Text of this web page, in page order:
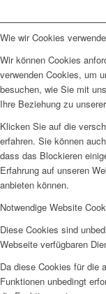
Wie wir Cookies
Wir können Cookies
verwenden Cookies, um
besuchen, wie Sie mit
Ihre Beziehung zu
Klicken Sie auf die
erfahren. Sie können
dass das Blockieren
Erfahrung auf unseren
anbieten können.
Notwendige Website
Diese Cookies sind
Webseite verfügbaren
Da diese Cookies für die
Funktionen unbedingt